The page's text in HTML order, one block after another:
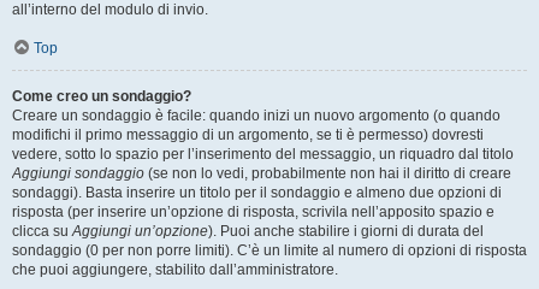
all’interno del modulo di invio.
Top
Come creo un sondaggio?
Creare un sondaggio è facile: quando inizi un nuovo argomento (o quando
modifichi il primo messaggio di un argomento, se ti è permesso) dovresti
vedere, sotto lo spazio per l’inserimento del messaggio, un riquadro dal titolo
Aggiungi sondaggio (se non lo vedi, probabilmente non hai il diritto di creare
sondaggi). Basta inserire un titolo per il sondaggio e almeno due opzioni di
risposta (per inserire un’opzione di risposta, scrivila nell’apposito spazio e
clicca suAggiungi un’opzione). Puoi anche stabilire i giorni di durata del
sondaggio (0 per non porre limiti). C’è un limite al numero di opzioni di risposta
che puoi aggiungere, stabilito dall’amministratore.